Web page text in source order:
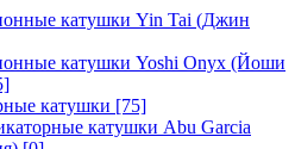
катушки Yin Tai (Джин
катушки Yoshi Onyx (Йоши
катушки [75]
катушки Abu Garcia